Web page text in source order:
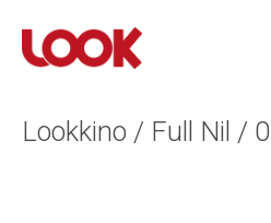
Lookkino / Full Nil /